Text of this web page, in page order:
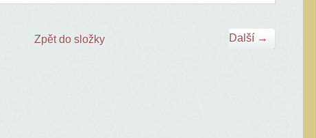
Další →
Zpět do složky